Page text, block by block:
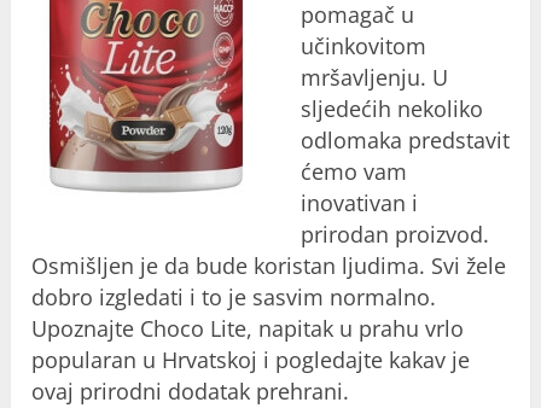
pomagač u
učinkovitom
mršavljenju. U
sljedećih nekoliko
odlomaka predstavit
ćemo vam
inovativan i
prirodan proizvod.
Osmišljen je da bude koristan ljudima. Svi žele
dobro izgledati i to je sasvim normalno.
Upoznajte Choco Lite, napitak u prahu vrlo
popularan u Hrvatskoj i pogledajte kakav je
ovaj prirodni dodatak prehrani.